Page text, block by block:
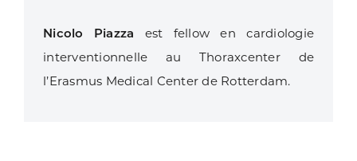
Nicolo Piazza est fellow en cardiologie
interventionnelle au Thoraxcenter de
l’Erasmus Medical Center de Rotterdam.